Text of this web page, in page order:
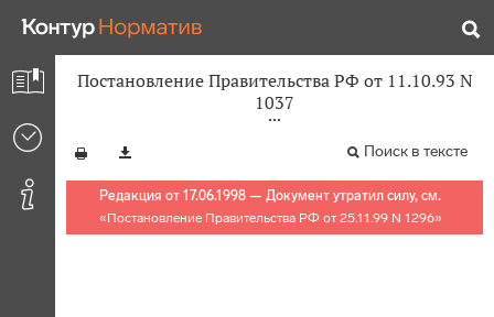
Постановление Правительства РФ от 11.10.93 N
1037
Поиск в тексте
Редакция от 17.06.1998 — Документ утратил силу, см.
«Постановление Правительства РФ от 25.11.99 N 1296»